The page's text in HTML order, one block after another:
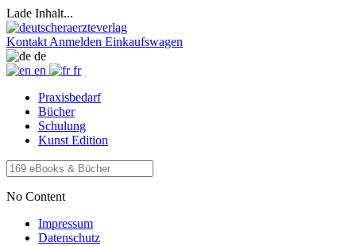
Lade Inhalt...
Kontakt Anmelden Einkaufswagen
de
en
fr
Praxisbedarf
Bücher
Schulung
Kunst Edition
No Content
Impressum
Datenschutz